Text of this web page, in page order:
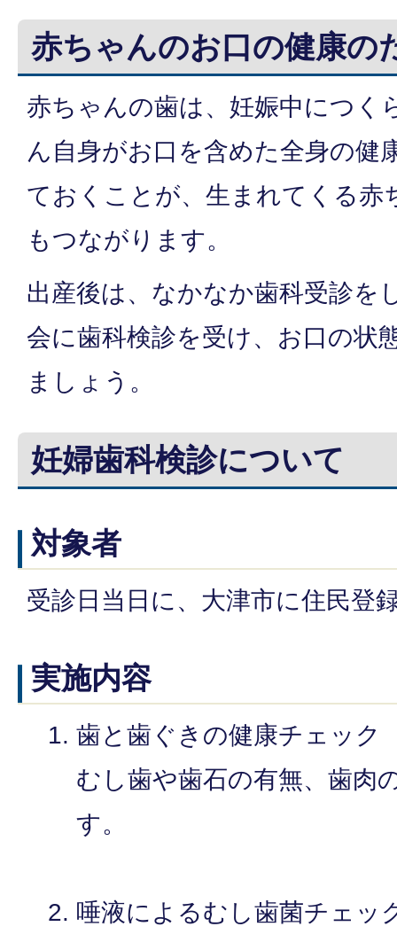
赤ちゃんのお口の健康の
赤ちゃんの歯は、妊娠中につく
ん自身がお口を含めた全身の健
ておくことが、生まれてくる赤
もつながります。
出産後は、なかなか歯科受診を
会に歯科検診を受け、お口の状
ましょう。
妊婦歯科検診について
対象者
受診日当日に、大津市に住民登
実施内容
歯と歯ぐきの健康チェック
むし歯や歯石の有無、歯肉
す。
唾液によるむし歯菌チェッ